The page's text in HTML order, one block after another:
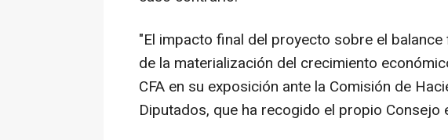
"El impacto final del proyecto sobre el
de la materialización del crecimiento
CFA en su exposición ante la Comisión de
Diputados, que ha recogido el propio Consejo